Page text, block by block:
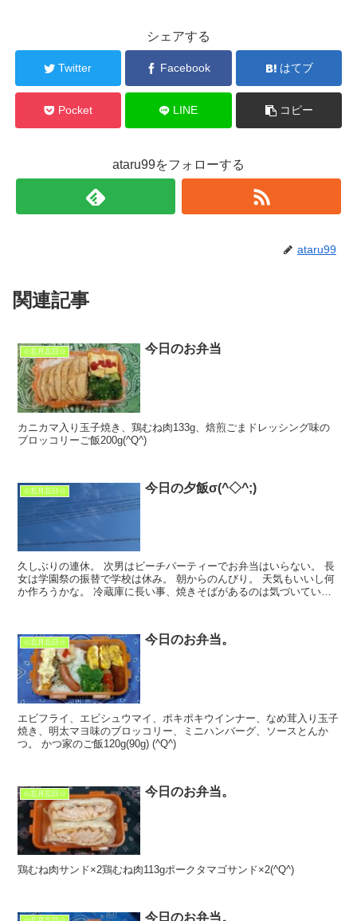
シェアする
Twitter Facebook はてブ
Pocket LINE コピー
ataru99をフォローする
ataru99
関連記事
☆忘月忘日☆ 今日のお弁当
カニカマ入り玉子焼き、鶏むね肉133g、焙煎ごまドレッシング味の
ブロッコリーご飯200g(^Q^)
☆忘月忘日☆ 今日の夕飯σ(^◇^;)
久しぶりの連休。 次男はビーチパーティーでお弁当はいらない。 長
女は学園祭の振替で学校は休み。 朝からのんびり。 天気もいいし何
か作ろうかな。 冷蔵庫に長い事、焼きそばがあるのは気づいてい
☆忘月忘日☆ 今日のお弁当。
エビフライ、エビシュウマイ、ポキポキウインナー、なめ茸入り玉子
焼き、明太マヨ味のブロッコリー、ミニハンバーグ、ソースとんか
つ。 かつ家のご飯120g(90g) (^Q^)
☆忘月忘日☆ 今日のお弁当。
鶏むね肉サンド×2鶏むね肉113gポークタマゴサンド×2(^Q^)
今日のお弁当。